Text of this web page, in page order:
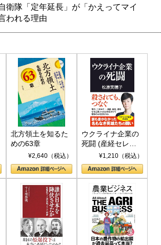
衛隊「定年延長」が「かえってマイ
われる理由
北方領土を知るた
めの63章
¥2,640（税込）
ウクライナ企業の
死闘 (産経セレク
ト S 039)¥1,210（税込）